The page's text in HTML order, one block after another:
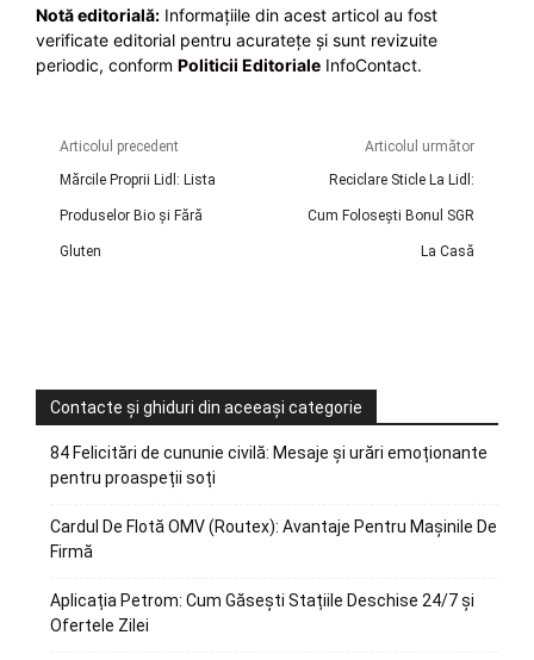
Notă editorială: Informațiile din acest articol au fost
verificate editorial pentru acuratețe și sunt revizuite
periodic, conform Politicii Editoriale InfoContact.
Articolul precedent
Mărcile Proprii Lidl: Lista
Produselor Bio și Fără
Gluten
Articolul următor
Reciclare Sticle La Lidl:
Cum Folosești Bonul SGR
La Casă
Contacte și ghiduri din aceeași categorie
84 Felicitări de cununie civilă: Mesaje și urări emoționante
pentru proaspeții soți
Cardul De Flotă OMV (Routex): Avantaje Pentru Mașinile De
Firmă
Aplicația Petrom: Cum Găsești Stațiile Deschise 24/7 și
Ofertele Zilei